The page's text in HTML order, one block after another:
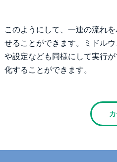
このようにして、一連の流れ
せることができます。ミドル
や設定なども同様にして実行
化することができます。